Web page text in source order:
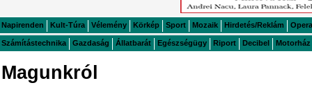
Napirenden Kult-Túra Vélemény Körkép Sport Mozaik Hirdetés/Reklám Opera
Számítástechnika Gazdaság Állatbarát Egészségügy Riport Decibel Motorház
Magunkról